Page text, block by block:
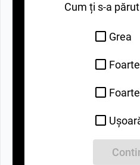
Cum ți s-a
Grea